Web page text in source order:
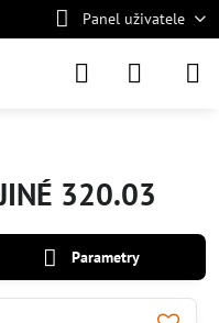
Panel uživatele
320.03
Parametry